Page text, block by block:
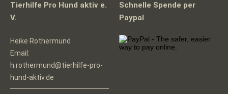
Tierhilfe Pro Hund aktiv e.
V.
Heike Rothermund
Email:
h.rothermund@tierhilfe-pro-
hund-aktiv.de
Schnelle Spende per
Paypal